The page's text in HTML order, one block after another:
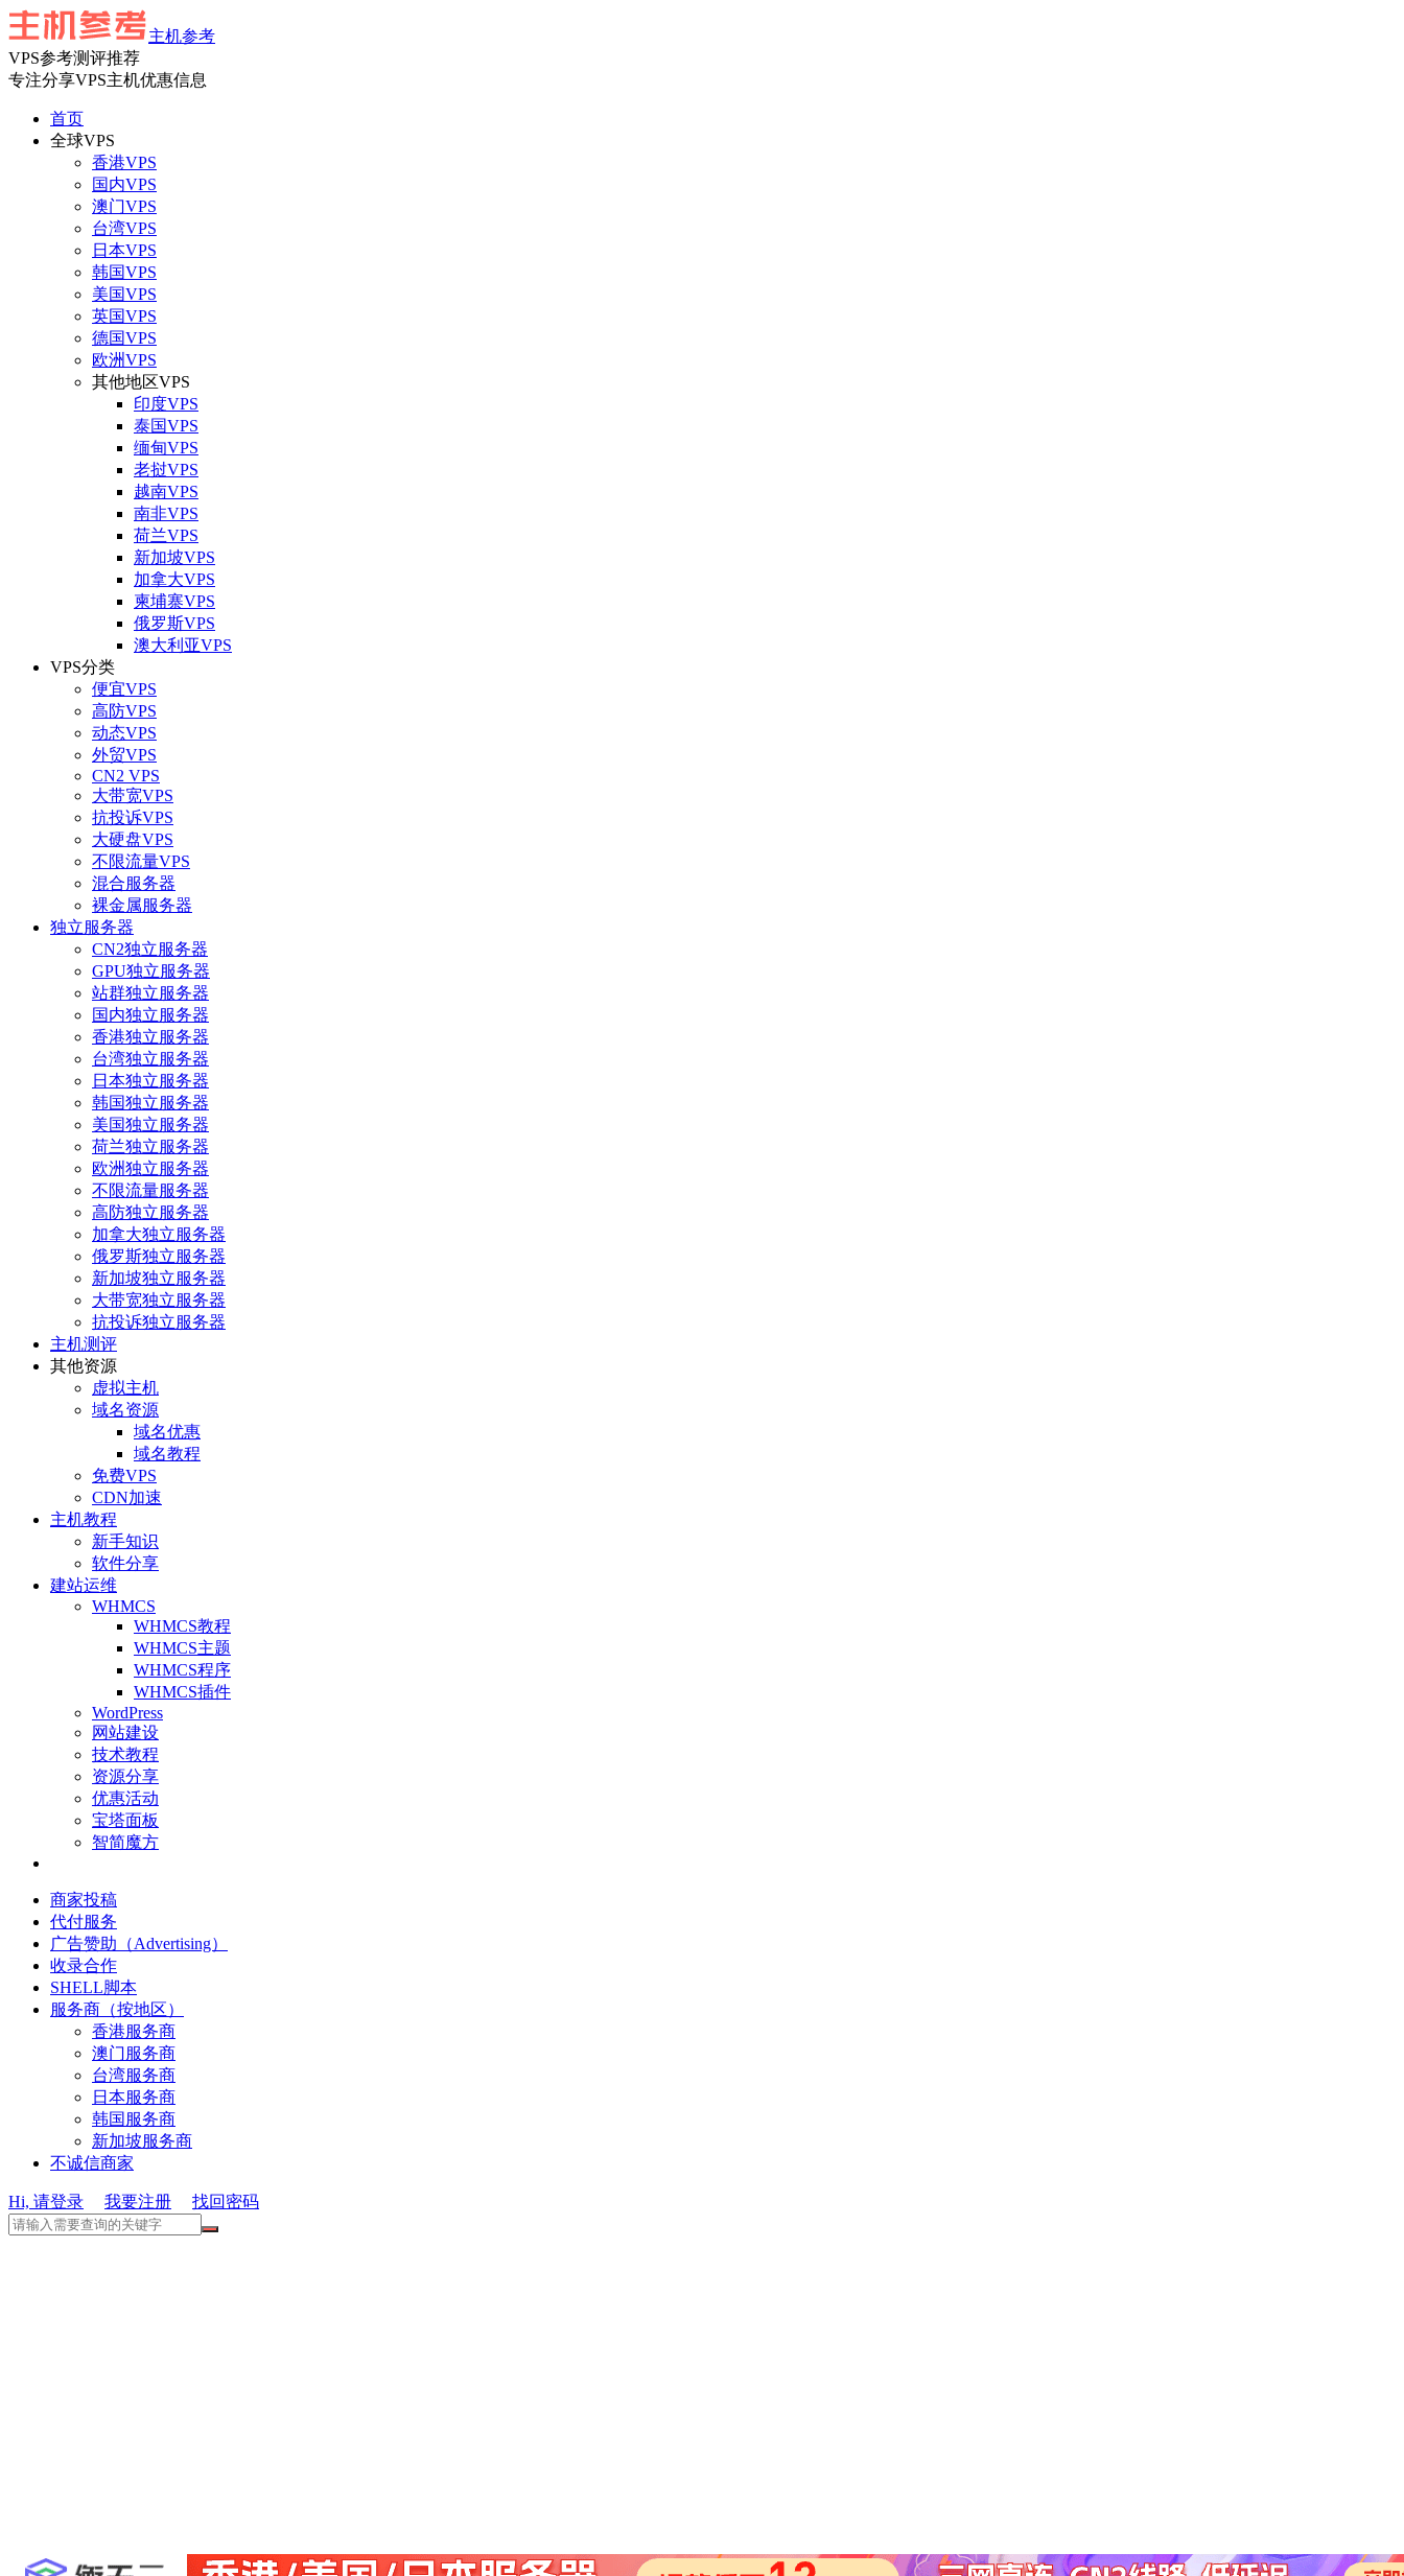
主机参考
VPS参考测评推荐
专注分享VPS主机优惠信息
首页
全球VPS
香港VPS
国内VPS
澳门VPS
台湾VPS
日本VPS
韩国VPS
美国VPS
英国VPS
德国VPS
欧洲VPS
其他地区VPS
印度VPS
泰国VPS
缅甸VPS
老挝VPS
越南VPS
南非VPS
荷兰VPS
新加坡VPS
加拿大VPS
柬埔寨VPS
俄罗斯VPS
澳大利亚VPS
VPS分类
便宜VPS
高防VPS
动态VPS
外贸VPS
CN2 VPS
大带宽VPS
抗投诉VPS
大硬盘VPS
不限流量VPS
混合服务器
裸金属服务器
独立服务器
CN2独立服务器
GPU独立服务器
站群独立服务器
国内独立服务器
香港独立服务器
台湾独立服务器
日本独立服务器
韩国独立服务器
美国独立服务器
荷兰独立服务器
欧洲独立服务器
不限流量服务器
高防独立服务器
加拿大独立服务器
俄罗斯独立服务器
新加坡独立服务器
大带宽独立服务器
抗投诉独立服务器
主机测评
其他资源
虚拟主机
域名资源
域名优惠
域名教程
免费VPS
CDN加速
主机教程
新手知识
软件分享
建站运维
WHMCS
WHMCS教程
WHMCS主题
WHMCS程序
WHMCS插件
WordPress
网站建设
技术教程
资源分享
优惠活动
宝塔面板
智简魔方
商家投稿
代付服务
广告赞助（Advertising）
收录合作
SHELL脚本
服务商（按地区）
香港服务商
澳门服务商
台湾服务商
日本服务商
韩国服务商
新加坡服务商
不诚信商家
Hi, 请登录 我要注册 找回密码